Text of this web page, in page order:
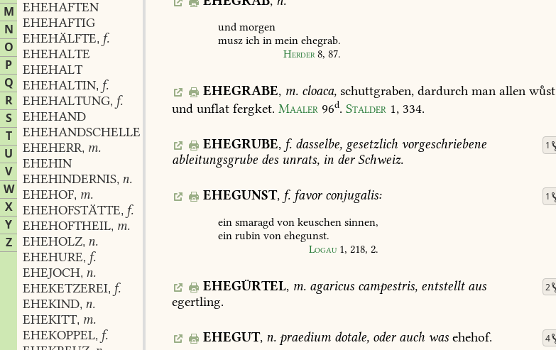
M
N
O
P
Q
R
S
T
U
V
W
X
Y
Z
EHEHAFTEN
EHEHAFTIG
EHEHÄLFTE, f.
EHEHALTE
EHEHALT
EHEHALTIN, f.
EHEHALTUNG, f.
EHEHAND
EHEHANDSCHELLE
EHEHERR, m.
EHEHIN
EHEHINDERNIS, n.
EHEHOF, m.
EHEHOFSTÄTTE, f.
EHEHOFTHEIL, m.
EHEHOLZ, n.
EHEHURE, f.
EHEJOCH, n.
EHEKETZEREI, f.
EHEKIND, n.
EHEKITT, m.
EHEKOPPEL, f.
und morgen
musz ich in mein ehegrab.
Herder 8, 87.
EHEGRABE, m. cloaca,schuttgraben,dardurchmanallenwst
und unflat fergket. Maaler 96d. Stalder 1, 334.
1
EHEGRUBE, f. dasselbe,gesetzlichvorgeschriebene
ableitungsgrube des unrats, in derSchweiz.
1
EHEGUNST, f. favorconjugalis:
ein smaragd von keuschen sinnen,
ein rubin von ehegunst.
Logau 1, 218, 2.
2
EHEGÜRTEL, m. agaricuscampestris,entstelltaus
egertling.
4
EHEGUT, n. praediumdotale,oderauchwasehehof.